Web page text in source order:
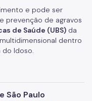
e pode ser
prevenção de agravos
de Saúde (UBS) da
dentro
do Idoso.
São Paulo